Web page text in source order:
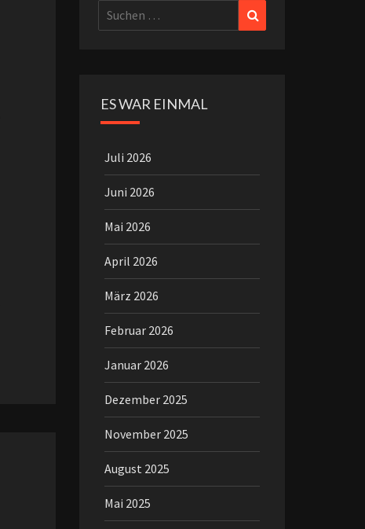
Suchen
nach:
ES WAR EINMAL
Juli 2026
Juni 2026
Mai 2026
April 2026
März 2026
Februar 2026
Januar 2026
Dezember 2025
November 2025
August 2025
Mai 2025